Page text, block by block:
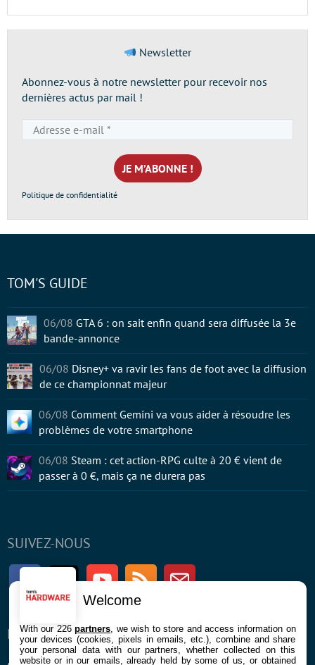
Newsletter
Abonnez-vous à notre newsletter pour recevoir nos
dernières actus par mail !
e-
mail
*
Politique de confidentialité
SUIVEZ-NOUS
FacebookTwitter Youtube RSS Newsletter
ENTREPRISE À PROPOS
TOM'S GUIDE
06/08 GTA 6 : on sait enfin quand sera diffusée la 3e
bande-annonce
06/08 Disney+ va ravir les fans de foot avec la diffusion
de ce championnat majeur
06/08 Comment Gemini va vous aider à résoudre les
problèmes de votre smartphone
06/08 Steam : cet action-RPG culte à 20 € vient de
passer à 0 €, mais ça ne durera pas
Welcome
With our 226partners , we wish to store and access information on
your devices (cookies, pixels in emails, etc.), combine and share
your personal data with our partners, whether collected on this
website or in our emails, already held by some of us, or obtained